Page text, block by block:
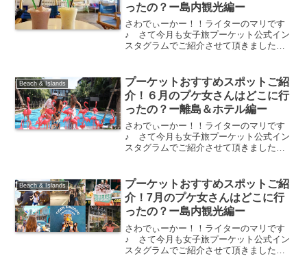
ったの？ー島内観光編ー
さわでぃーかー！！ライターのマリです
♪ さて今月も女子旅プーケット公式イン
スタグラムでご紹介させて頂きましたプ
こに行こうか迷ってしまいますね！！ 4
月のプケ女さんはど...
Beach & Islands
プーケットおすすめスポットご紹
介！６月のプケ女さんはどこに行
ったの？ー離島＆ホテル編ー
さわでぃーかー！！ライターのマリです
♪ さて今月も女子旅プーケット公式イン
スタグラムでご紹介させて頂きましたプ
まずは離島編です♪プーケットおすすめス
ポット 離島編★...
Beach & Islands
プーケットおすすめスポットご紹
介！7月のプケ女さんはどこに行
ったの？ー島内観光編ー
さわでぃーかー！！ライターのマリです
♪ さて今月も女子旅プーケット公式イン
スタグラムでご紹介させて頂きましたプ